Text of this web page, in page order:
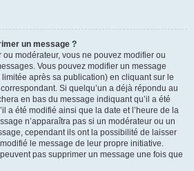
un message ?
ou modérateur, vous ne pouvez modifier ou
Vous pouvez modifier un message
après sa publication) en cliquant sur le
Si quelqu’un a déjà répondu au
en bas du message indiquant qu’il a été
a été modifié ainsi que la date et l’heure de la
n’apparaîtra pas si un modérateur ou un
cependant ils ont la possibilité de laisser
le message de leur propre initiative.
pas supprimer un message une fois que